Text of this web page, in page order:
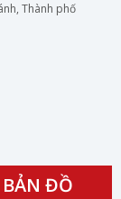
Thành phố
BẢN ĐỒ